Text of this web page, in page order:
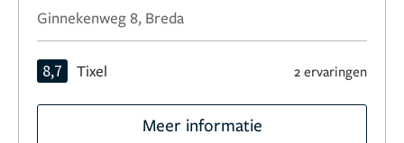
Ginnekenweg 8, Breda
8,7 Tixel 2 ervaringen
Meer informatie